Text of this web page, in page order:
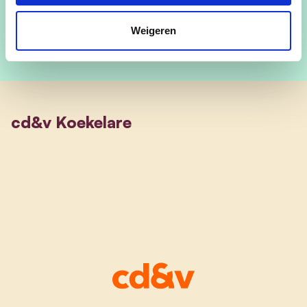
Weigeren
cd&v Koekelare